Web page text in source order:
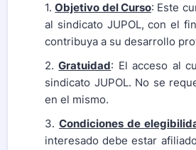
1.Objetivo del Curso: Este
al sindicato JUPOL, con el
contribuya a su desarrollo
2.Gratuidad: El acceso al
sindicato JUPOL. No se
en el mismo.
3. Condiciones de
interesado debe estar